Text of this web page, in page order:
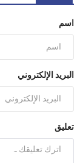
اسم
البريد الإلكتروني
تعليق